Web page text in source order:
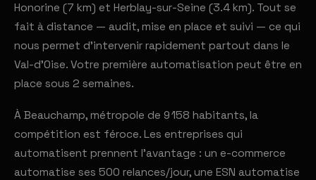
Honorine (7 km) et Herblay-sur-Seine (3.4 km). Tout se
fait à distance — audit, mise en place et suivi — ce qui
nous permet d'intervenir rapidement partout dans le
Val-d'Oise. Votre première automatisation peut être en
place sous 2 semaines.
À Beauchamp, métropole de 9 158 habitants, la
compétition est féroce. Les entreprises qui
automatisent prennent l'avantage : un e-commerce
automatise ses 500 relances/jour, une ESN automatise